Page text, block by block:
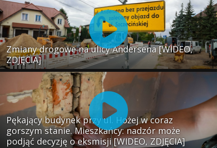
Zmiany drogowe na ulicy Andersena [WIDEO,
ZDJĘCIA]
Pękający budynek przy ul. Hożej w coraz
gorszym stanie. Mieszkańcy: nadzór może
podjąć decyzję o eksmisji [WIDEO, ZDJĘCIA]